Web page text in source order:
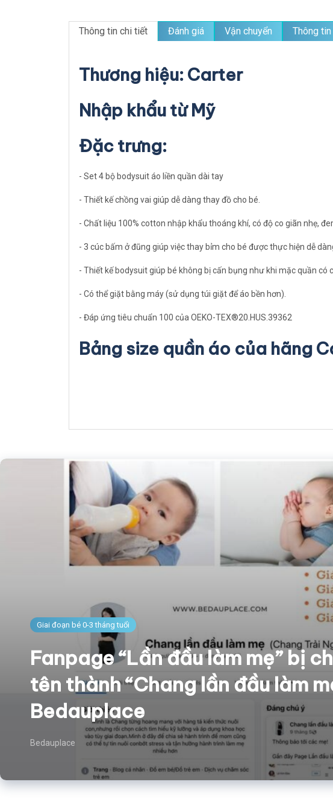
Thông tin chi tiết Đánh giá Vận chuyển Thông
Thương hiệu: Carter
Nhập khẩu từ Mỹ
Đặc trưng:
- Set 4 bộ bodysuit áo liền quần dài tay
- Thiết kế chồng vai giúp dễ dàng thay đồ cho bé.
- Chất liệu 100% cotton nhập khẩu thoáng khí, có độ co giãn nhẹ,
- 3 cúc bấm ở đũng giúp việc thay bỉm cho bé được thực hiện dễ
- Thiết kế bodysuit giúp bé không bị cấn bụng như khi mặc quần
- Có thể giặt bằng máy (sử dụng túi giặt để áo bền hơn).
- Đáp ứng tiêu chuẩn 100 của OEKO-TEX®20.HUS.39362
Bảng size quần áo của hãng
Giai đoạn bé 0-3 tháng tuổi
Fanpage “Lần đầu làm mẹ” bị
tên thành “Chang lần đầu làm
Bedauplace
Bedauplace